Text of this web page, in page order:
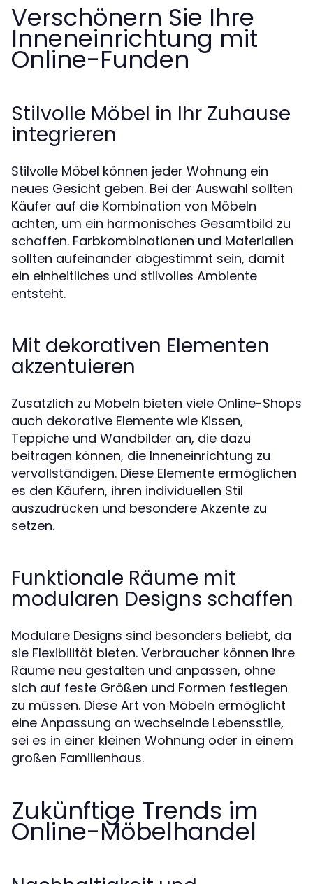
Verschönern Sie Ihre
Inneneinrichtung mit
Online-Funden
Stilvolle Möbel in Ihr Zuhause
integrieren
Stilvolle Möbel können jeder Wohnung ein
neues Gesicht geben. Bei der Auswahl sollten
Käufer auf die Kombination von Möbeln
achten, um ein harmonisches Gesamtbild zu
schaffen. Farbkombinationen und Materialien
sollten aufeinander abgestimmt sein, damit
ein einheitliches und stilvolles Ambiente
entsteht.
Mit dekorativen Elementen
akzentuieren
Zusätzlich zu Möbeln bieten viele Online-Shops
auch dekorative Elemente wie Kissen,
Teppiche und Wandbilder an, die dazu
beitragen können, die Inneneinrichtung zu
vervollständigen. Diese Elemente ermöglichen
es den Käufern, ihren individuellen Stil
auszudrücken und besondere Akzente zu
setzen.
Funktionale Räume mit
modularen Designs schaffen
Modulare Designs sind besonders beliebt, da
sie Flexibilität bieten. Verbraucher können ihre
Räume neu gestalten und anpassen, ohne
sich auf feste Größen und Formen festlegen
zu müssen. Diese Art von Möbeln ermöglicht
eine Anpassung an wechselnde Lebensstile,
sei es in einer kleinen Wohnung oder in einem
großen Familienhaus.
Zukünftige Trends im
Online-Möbelhandel